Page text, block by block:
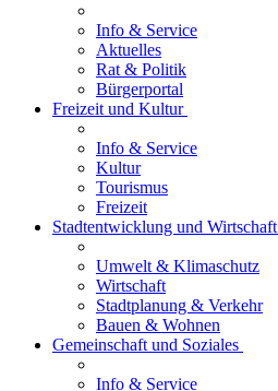
Info & Service
Aktuelles
Rat & Politik
Bürgerportal
Freizeit und Kultur
Info & Service
Kultur
Tourismus
Freizeit
Stadtentwicklung und Wirtschaft
Umwelt & Klimaschutz
Wirtschaft
Stadtplanung & Verkehr
Bauen & Wohnen
Gemeinschaft und Soziales
Info & Service